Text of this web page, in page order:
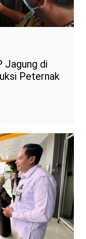
Jagung di
Peternak